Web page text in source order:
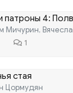
патроны 4:
Мичурин,
1
стая
Цормудян